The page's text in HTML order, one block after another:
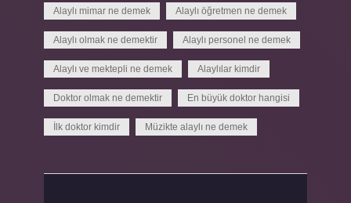
Alaylı mimar ne demek Alaylı öğretmen ne demek
Alaylı olmak ne demektir Alaylı personel ne demek
Alaylı ve mektepli ne demek Alaylılar kimdir
Doktor olmak ne demektir En büyük doktor hangisi
İlk doktor kimdir Müzikte alaylı ne demek